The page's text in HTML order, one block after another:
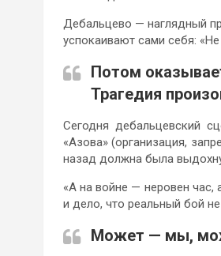
Дебальцево — наглядный
успокаивают сами себя:
Потом
Трагедия
Сегодня дебальцевский
«Азова» (организация,
назад должна была
«А на войне — неровен
и дело, что реальный бой
Может — мы,